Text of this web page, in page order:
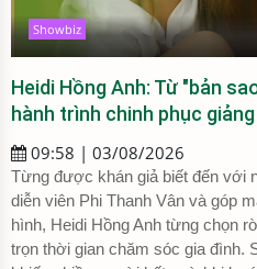
Showbiz
Heidi Hồng Anh: Từ "bản
hành trình chinh phục
09:58 | 03/08/2026
Từng được khán giả biết đến với
diễn viên Phi Thanh Vân và góp
hình, Heidi Hồng Anh từng chọn
trọn thời gian chăm sóc gia đình.